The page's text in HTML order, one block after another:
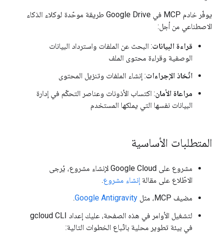
يوفّر خادم MCP في Google Drive طريقة موحّدة لوكلاء الذكاء
الاصطناعي من أجل:
قراءة البيانات: البحث عن الملفات واسترداد البيانات
الوصفية وقراءة محتوى الملف
اتّخاذ الإجراءات: إنشاء الملفات وتنزيل المحتوى
مراعاة الأمان: اكتساب الأذونات وعناصر التحكّم في إدارة
البيانات نفسها التي يملكها المستخدم
المتطلبات الأساسية
مشروع على Google Cloud لإنشاء مشروع، يُرجى
الاطّلاع على مقالة إنشاء مشروع.
مضيف MCP، مثل
Google Antigravity
.
لتشغيل الأوامر في هذه الصفحة، عليك إعداد gcloud CLI
في بيئة تطوير محلية باتّباع الخطوات التالية: